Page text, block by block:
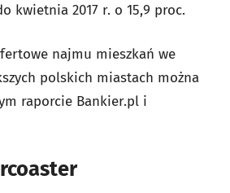
kwietnia 2017 r. o 15,9 proc.
najmu mieszkań we
polskich miastach można
raporcie Bankier.pl i